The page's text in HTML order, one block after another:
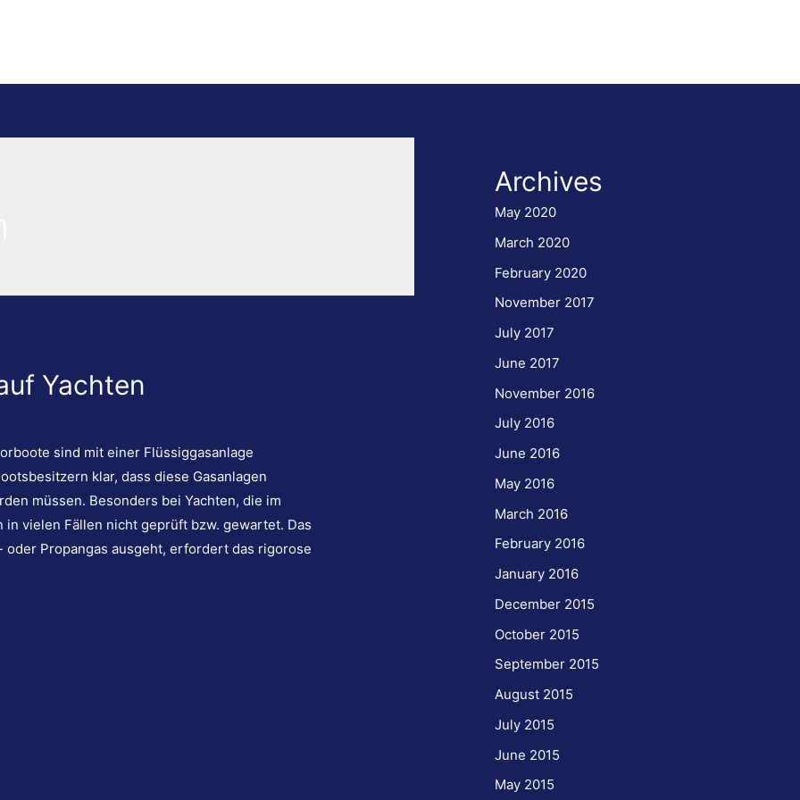
Yachten
sind mit einer Flüssiggasanlage
klar, dass diese Gasanlagen
müssen. Besonders bei Yachten, die im
vielen Fällen nicht geprüft bzw. gewartet. Das
Propangas ausgeht, erfordert das rigorose
Archives
May 2020
March 2020
February 2020
November 2017
July 2017
June 2017
November 2016
July 2016
June 2016
May 2016
March 2016
February 2016
January 2016
December 2015
October 2015
September 2015
August 2015
July 2015
June 2015
May 2015